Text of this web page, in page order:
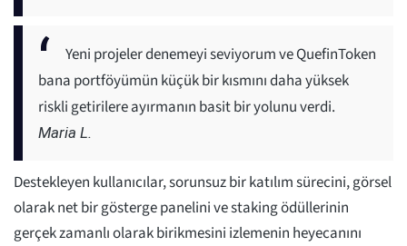
Yeni projeler denemeyi seviyorum ve QuefinToken
bana portföyümün küçük bir kısmını daha yüksek
riskli getirilere ayırmanın basit bir yolunu verdi.
Maria L.
Destekleyen kullanıcılar, sorunsuz bir katılım sürecini, görsel
olarak net bir gösterge panelini ve staking ödüllerinin
gerçek zamanlı olarak birikmesini izlemenin heyecanını